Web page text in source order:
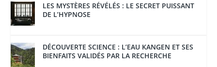
LES MYSTÈRES RÉVÉLÉS : LE SECRET PUISSANT
DE L’HYPNOSE
DÉCOUVERTE SCIENCE : L’EAU KANGEN ET SES
BIENFAITS VALIDÉS PAR LA RECHERCHE